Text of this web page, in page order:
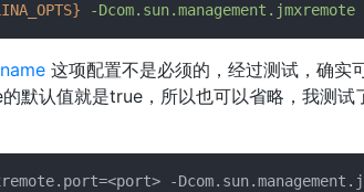
-
这项配置不是必须的，经过测试，确实
默认值就是true，所以也可以省略，我测试
-